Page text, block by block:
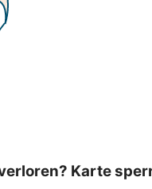
Karte